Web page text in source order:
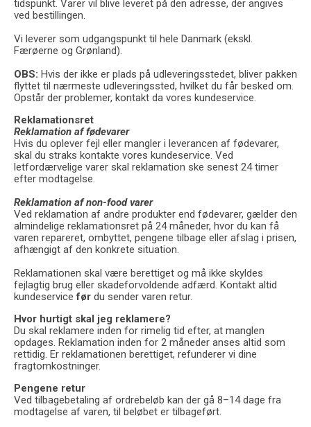
tidspunkt. Varer vil blive leveret på den adresse, der angives
ved bestillingen.
Vi leverer som udgangspunkt til hele Danmark (ekskl.
Færøerne og Grønland).
OBS: Hvis der ikke er plads på udleveringsstedet, bliver pakken
flyttet til nærmeste udleveringssted, hvilket du får besked om.
Opstår der problemer, kontakt da vores kundeservice.
Reklamationsret
Reklamation af fødevarer
Hvis du oplever fejl eller mangler i leverancen af fødevarer,
skal du straks kontakte vores kundeservice. Ved
letfordærvelige varer skal reklamation ske senest 24 timer
efter modtagelse.
Reklamation af non-food varer
Ved reklamation af andre produkter end fødevarer, gælder den
almindelige reklamationsret på 24 måneder, hvor du kan få
varen repareret, ombyttet, pengene tilbage eller afslag i prisen,
afhængigt af den konkrete situation.
Reklamationen skal være berettiget og må ikke skyldes
fejlagtig brug eller skadeforvoldende adfærd. Kontakt altid
kundeservicefør du sender varen retur.
Hvor hurtigt skal jeg reklamere?
Du skal reklamere inden for rimelig tid efter, at manglen
opdages. Reklamation inden for 2 måneder anses altid som
rettidig. Er reklamationen berettiget, refunderer vi dine
fragtomkostninger.
Pengene retur
Ved tilbagebetaling af ordrebeløb kan der gå 8–14 dage fra
modtagelse af varen, til beløbet er tilbageført.